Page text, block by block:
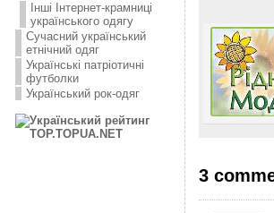
Інші Інтернет-крамниці
українського одягу
Сучасний український
етнічний одяг
Українські патріотичні
футболки
Український рок-одяг
3